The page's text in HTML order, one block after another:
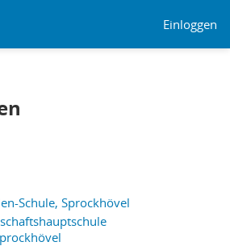
Einloggen
Schule, Sprockhövel